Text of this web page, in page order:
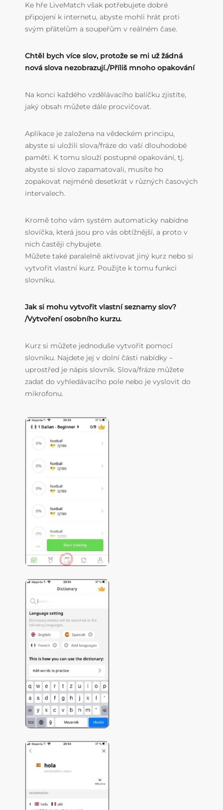
Ke hře LiveMatch však potřebujete dobré
připojení k internetu, abyste mohli hrát proti
svým přátelům a soupeřům v reálném čase.
Chtěl bych více slov, protože se mi už žádná
nová slova nezobrazují./Příliš mnoho opakování
Na konci každého vzdělávacího balíčku zjistíte,
jaký obsah můžete dále procvičovat.
Aplikace je založena na vědeckém principu,
abyste si uložili slova/fráze do vaší dlouhodobé
paměti. K tomu slouží postupné opakování, tj.
abyste si slovo zapamatovali, musíte ho
zopakovat nejméně desetkrát v různých časových
intervalech.
Kromě toho vám systém automaticky nabídne
slovíčka, která jsou pro vás obtížnější, a proto v
nich častěji chybujete.
Můžete také paralelně aktivovat jiný kurz nebo si
vytvořit vlastní kurz. Použijte k tomu funkci
slovníku.
Jak si mohu vytvořit vlastní seznamy slov?
/Vytvoření osobního kurzu.
Kurz si můžete jednoduše vytvořit pomocí
slovníku. Najdete jej v dolní části nabídky –
uprostřed je nápis slovník. Slova/fráze můžete
zadat do vyhledávacího pole nebo je vyslovit do
mikrofonu.